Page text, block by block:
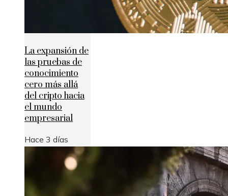
La expansión de
las pruebas de
conocimiento
cero más allá
del cripto hacia
el mundo
empresarial
Hace 3 días